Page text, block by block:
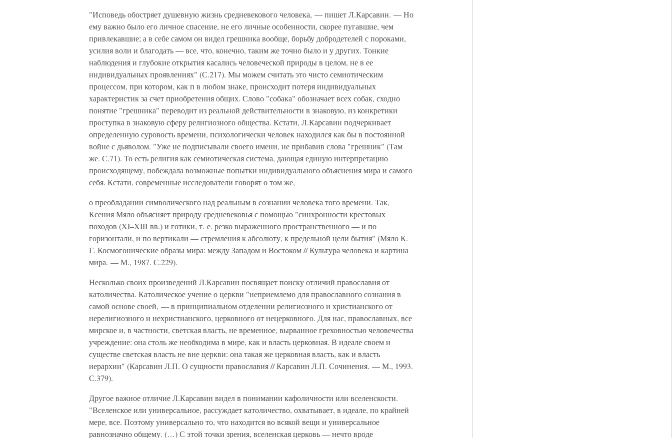
"Исповедь обостряет душевную жизнь средневекового человека, — пишет Л.Карсавин. — Но
ему важно было его личное спасение, не его личные особенности, скорее пугавшие, чем
привлекавшие; а в себе самом он видел грешника вообще, борьбу добродетелей с пороками,
усилия воли и благодать — все, что, конечно, таким же точно было и у других. Тонкие
наблюдения и глубокие открытия касались человеческой природы в целом, не в ее
нндивидуальных проявлениях" (С.217). Мы можем считать это чисто семиотическим
процессом, при котором, как п в любом знаке, происходит потеря индивидуальных
характеристик за счет приобретения общих. Слово "собака" обозначает всех собак, сходно
понятие "грешника" переводит из реальной действительности в знаковую, из конкретики
проступка в знаковую сферу религиозного общества. Кстати, Л.Карсавин подчеркивает
определенную суровость времени, психологически человек находился как бы в постоянной
войне с дьяволом. "Уже не подписывали своего имени, не прибавив слова "грешник" (Там
же. С.71). То есть религия как семиотическая система, дающая единую интерпретацию
происходящему, побеждала возможные попытки индивидуального объяснения мира и самого
себя. Кстати, современные исследователи говорят о том же,
о преобладании символического над реальным в сознании человека того времени. Так,
Ксения Мяло объясняет природу средневековья с помощью "синхронности крестовых
походов (XI–XIII вв.) и готики, т. е. резко выраженного пространственного — и по
горизонтали, и по вертикали — стремления к абсолюту, к предельной цели бытия" (Мяло К.
Г. Космогонические образы мира: между Западом и Востоком // Культура человека и картина
мира. — М., 1987. С.229).
Несколько своих произведений Л.Карсавин посвящает поиску отличий православия от
католичества. Католическое учение о церкви "неприемлемо для православного сознания в
самой основе своей, — в принципиальном отделении религиозного и христианского от
нерелигиозного и нехристианского, церковного от нецерковного. Для нас, православных, все
мирское и, в частности, светская власть, не временное, вырванное греховностью человечества
учреждение: она столь же необходима в мире, как и власть церковная. В идеале своем и
существе светская власть не вне церкви: она такая же церковная власть, как и власть
иерархии" (Карсавин Л.П. О сущности православия // Карсавин Л.П. Сочинения. — М., 1993.
С.379).
Другое важное отличие Л.Карсавин видел в понимании кафоличности или вселенскости.
"Вселенское или универсальное, рассуждает католичество, охватывает, в идеале, по крайней
мере, все. Поэтому универсально то, что находится во всякой вещи и универсальное
равнозначно общему. (…) С этой точки зрения, вселенская церковь — нечто вроде